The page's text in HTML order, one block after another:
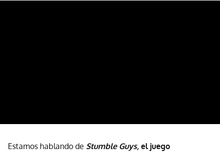
Estamos hablando de Stumble Guys, el juego